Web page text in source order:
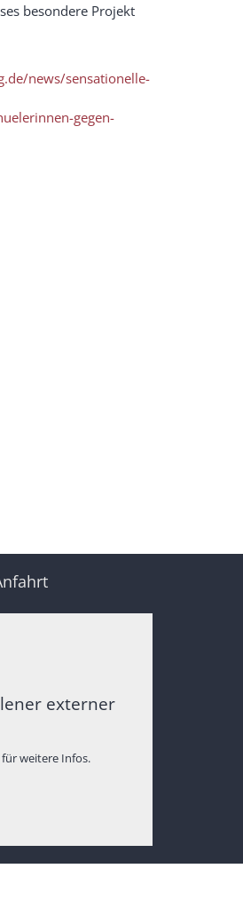
besondere Projekt
news/sensationelle-
gegen-
externer
weitere Infos.